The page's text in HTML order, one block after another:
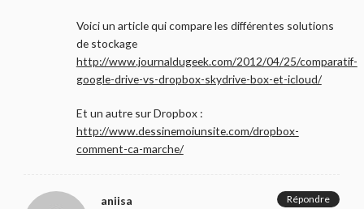
Voici un article qui compare les différentes solutions
de stockage
http://www.journaldugeek.com/2012/04/25/comparatif-
google-drive-vs-dropbox-skydrive-box-et-icloud/
Et un autre sur Dropbox :
http://www.dessinemoiunsite.com/dropbox-
comment-ca-marche/
aniisa Répondre